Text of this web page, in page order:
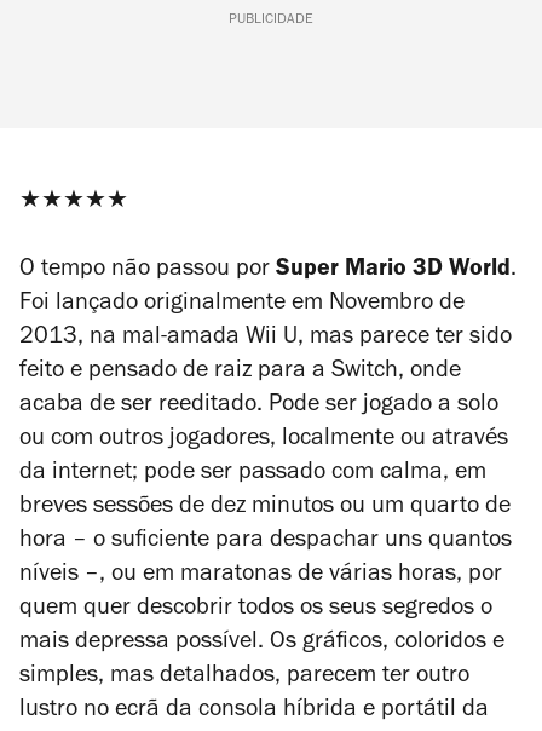
PUBLICIDADE
★★★★★
O tempo não passou por Super Mario 3D World.
Foi lançado originalmente em Novembro de
2013, na mal-amada Wii U, mas parece ter sido
feito e pensado de raiz para a Switch, onde
acaba de ser reeditado. Pode ser jogado a solo
ou com outros jogadores, localmente ou através
da internet; pode ser passado com calma, em
breves sessões de dez minutos ou um quarto de
hora – o suficiente para despachar uns quantos
níveis –, ou em maratonas de várias horas, por
quem quer descobrir todos os seus segredos o
mais depressa possível. Os gráficos, coloridos e
simples, mas detalhados, parecem ter outro
lustro no ecrã da consola híbrida e portátil da